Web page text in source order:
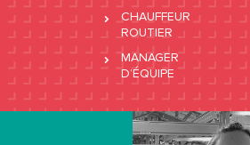
CHAUFFEUR
ROUTIER
MANAGER
D’ÉQUIPE